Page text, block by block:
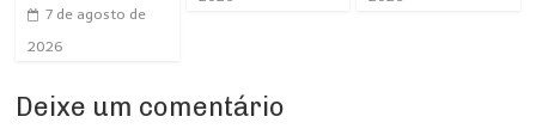
7 de agosto de
2026
Deixe um comentário